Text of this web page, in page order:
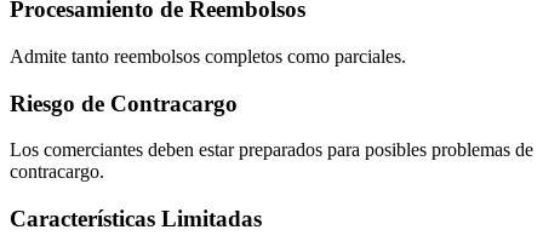
Procesamiento de Reembolsos
Admite tanto reembolsos completos como parciales.
Riesgo de Contracargo
Los comerciantes deben estar preparados para posibles problemas de
contracargo.
Características Limitadas